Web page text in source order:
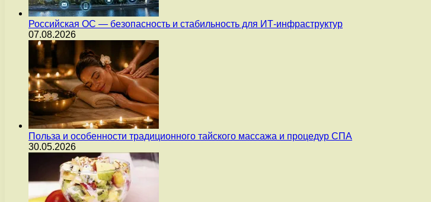
Российская ОС — безопасность и стабильность для ИТ-инфраструктур
07.08.2026
Польза и особенности традиционного тайского массажа и процедур СПА
30.05.2026